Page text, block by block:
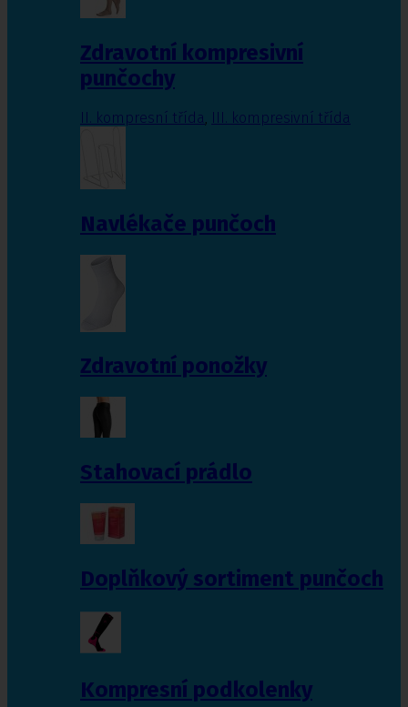
Zdravotní kompresivní
punčochy
II. kompresní třída III. kompresivní třída
Navlékače punčoch
Zdravotní ponožky
Stahovací prádlo
Doplňkový sortiment punčoch
Kompresní podkolenky